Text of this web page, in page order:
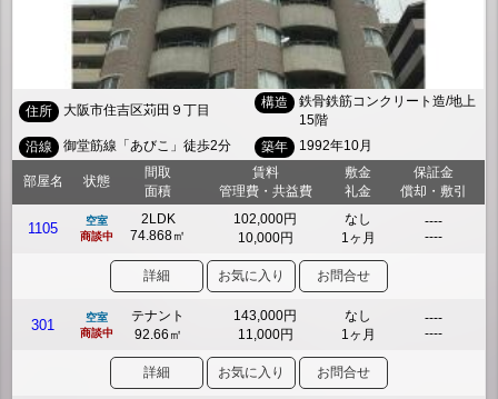
住所 大阪市住吉区苅田９丁目 構造
鉄骨鉄筋コンクリート造/地上
15階
沿線
御堂筋線「あびこ」徒歩2分 築年 1992年10月
部屋名 状態
間取
面積
賃料
管理費・共益費
敷金
礼金
保証金
償却・敷引
1105
空室
商談中
2LDK
74.868㎡
102,000円
10,000円
なし
1ヶ月
----
----
詳細 お気に入り お問合せ
301
空室
商談中
テナント
92.66㎡
143,000円
11,000円
なし
1ヶ月
----
----
詳細 お気に入り お問合せ